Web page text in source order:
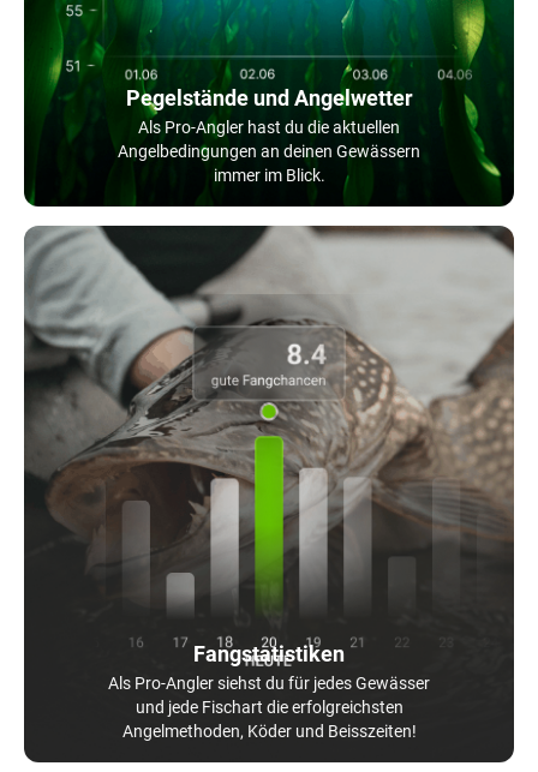
Pegelstände und Angelwetter
Als Pro-Angler hast du die aktuellen
Angelbedingungen an deinen Gewässern
immer im Blick.
Fangstatistiken
Als Pro-Angler siehst du für jedes Gewässer
und jede Fischart die erfolgreichsten
Angelmethoden, Köder und Beisszeiten!